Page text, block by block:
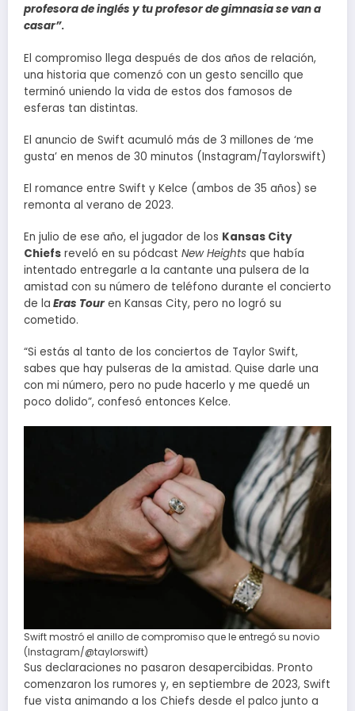
profesora de inglés y tu profesor de gimnasia se van a
casar”.
El compromiso llega después de dos años de relación,
una historia que comenzó con un gesto sencillo que
terminó uniendo la vida de estos dos famosos de
esferas tan distintas.
El anuncio de Swift acumuló más de 3 millones de ‘me
gusta’ en menos de 30 minutos (Instagram/Taylorswift)
El romance entre Swift y Kelce (ambos de 35 años) se
remonta al verano de 2023.
En julio de ese año, el jugador de los Kansas City
Chiefs reveló en su pódcast New Heights que había
intentado entregarle a la cantante una pulsera de la
amistad con su número de teléfono durante el concierto
de la Eras Tour en Kansas City, pero no logró su
cometido.
“Si estás al tanto de los conciertos de Taylor Swift,
sabes que hay pulseras de la amistad. Quise darle una
con mi número, pero no pude hacerlo y me quedé un
poco dolido”, confesó entonces Kelce.
Swift mostró el anillo de compromiso que le entregó su novio
(Instagram/@taylorswift)
Sus declaraciones no pasaron desapercibidas. Pronto
comenzaron los rumores y, en septiembre de 2023, Swift
fue vista animando a los Chiefs desde el palco junto a